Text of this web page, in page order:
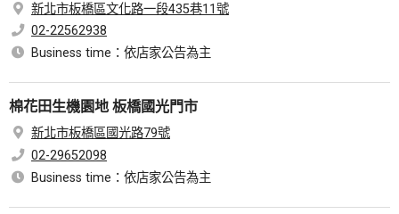
新北市板橋區文化路一段435巷11號
02-22562938
Business time：依店家公告為主
棉花田生機園地 板橋國光門市
新北市板橋區國光路79號
02-29652098
Business time：依店家公告為主